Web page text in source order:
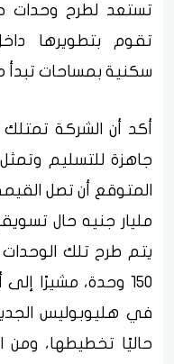
تستعد لطرح وحدات
تقوم بتطويرها
سكنية بمساحات تبدأ من 120 حتى 200 متر
جاهزة للتسليم
مليار جنيه حال
150 وحدة، مشيرًا